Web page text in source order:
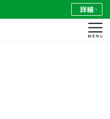
詳細